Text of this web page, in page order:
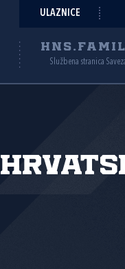
ULAZNICE
Službena stranica